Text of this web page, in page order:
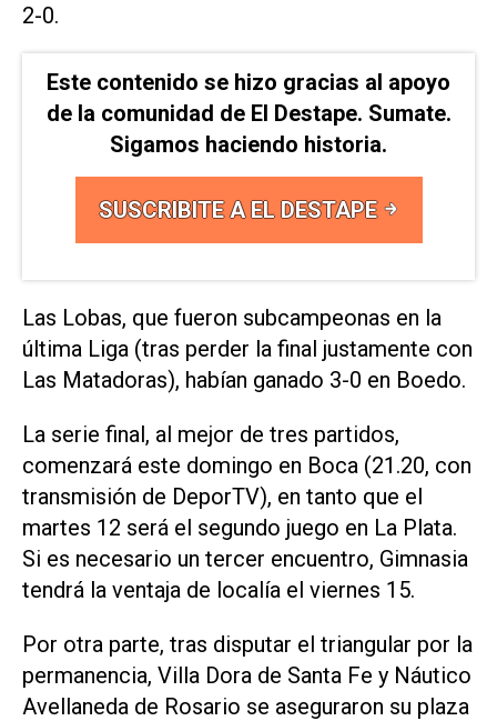
2-0.
Este contenido se hizo gracias al apoyo
de la comunidad de El Destape. Sumate.
Sigamos haciendo historia.
SUSCRIBITE A EL DESTAPE
Las Lobas, que fueron subcampeonas en la
última Liga (tras perder la final justamente con
Las Matadoras), habían ganado 3-0 en Boedo.
La serie final, al mejor de tres partidos,
comenzará este domingo en Boca (21.20, con
transmisión de DeporTV), en tanto que el
martes 12 será el segundo juego en La Plata.
Si es necesario un tercer encuentro, Gimnasia
tendrá la ventaja de localía el viernes 15.
Por otra parte, tras disputar el triangular por la
permanencia, Villa Dora de Santa Fe y Náutico
Avellaneda de Rosario se aseguraron su plaza